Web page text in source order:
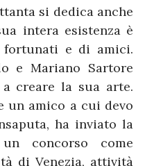
si dedica anche
intera esistenza è
e di amici.
e Mariano Sartore
creare la sua arte.
un amico a cui devo
ha inviato la
concorso come
di Venezia, attività